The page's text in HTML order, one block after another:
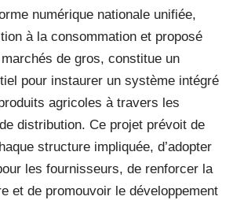
numérique nationale unifiée,
à la consommation et proposé
de gros, constitue un
pour instaurer un système intégré
agricoles à travers les
distribution. Ce projet prévoit de
structure impliquée, d’adopter
les fournisseurs, de renforcer la
et de promouvoir le développement